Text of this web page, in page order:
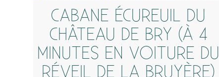
CABANE ÉCUREUIL DU
CHÂTEAU DE BRY (À 4
MINUTES EN VOITURE DU
RÉVEIL DE LA BRUYÈRE)